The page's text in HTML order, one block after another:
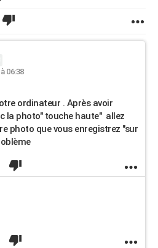
06:38
ordinateur . Après avoir
la photo" touche haute" allez
photo que vous enregistrez "sur